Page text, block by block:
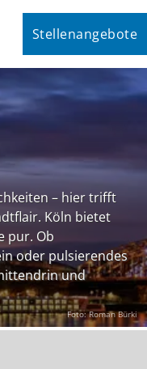
Stellenangebote
– hier trifft
Köln bietet
pur. Ob
oder pulsierendes
und
Foto: Roman Bürki